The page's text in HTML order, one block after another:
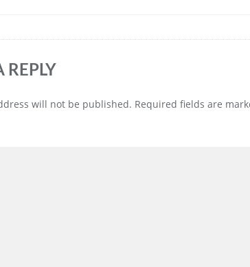
REPLY
will not be published. Required fields are